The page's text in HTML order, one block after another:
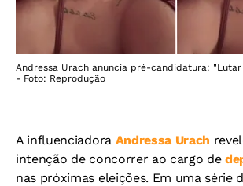
Andressa Urach anuncia pré-candidatura:
- Foto: Reprodução
A influenciadora Andressa Urach
intenção de concorrer ao cargo de
nas próximas eleições. Em uma série